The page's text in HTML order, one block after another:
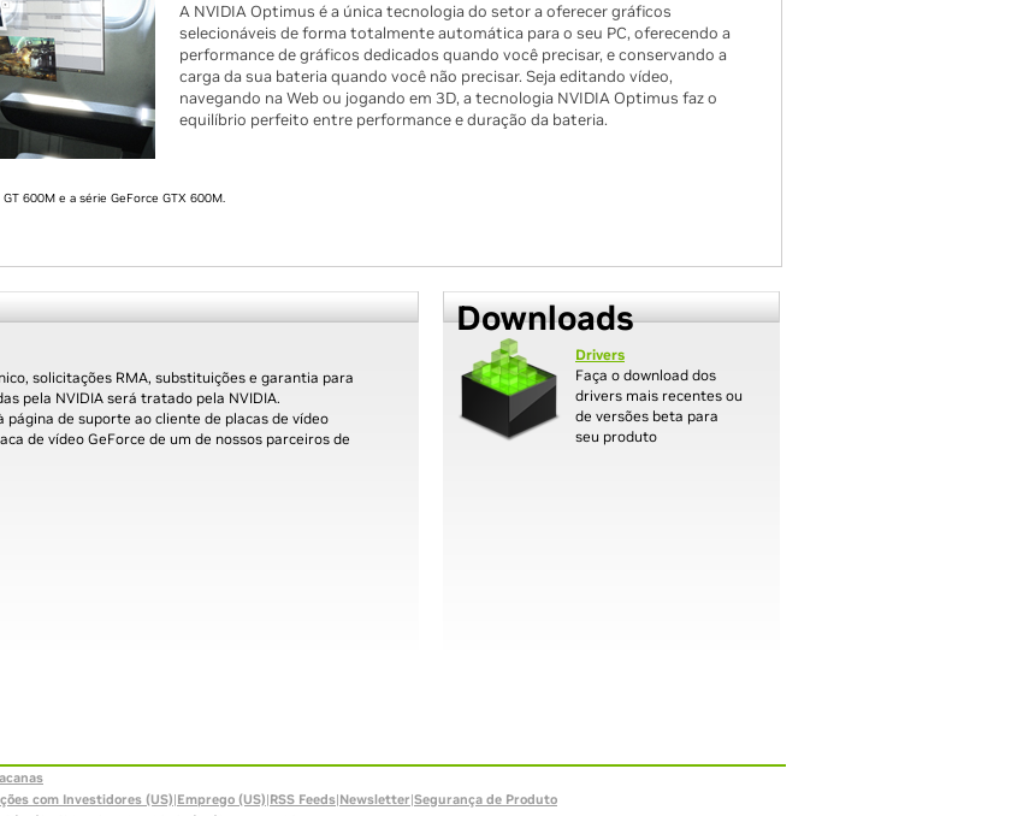
A NVIDIA Optimus é a única tecnologia do setor a oferecer gráficos
selecionáveis de forma totalmente automática para o seu PC, oferecendo a
performance de gráficos dedicados quando você precisar, e conservando a
carga da sua bateria quando você não precisar. Seja editando vídeo,
navegando na Web ou jogando em 3D, a tecnologia NVIDIA Optimus faz o
equilíbrio perfeito entre performance e duração da bateria.
600M e a série GeForce GTX 600M.
solicitações RMA, substituições e garantia para
pela NVIDIA será tratado pela NVIDIA.
página de suporte ao cliente de placas de vídeo
de vídeo GeForce de um de nossos parceiros de
Downloads
Drivers
Faça o download dos
drivers mais recentes ou
de versões beta para
seu produto
com Investidores (US)|Emprego (US)|RSS Feeds|Newsletter|Segurança de Produto